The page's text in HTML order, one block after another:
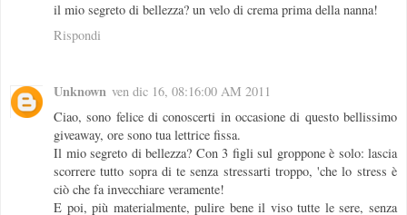
il mio segreto di bellezza? un velo di crema prima della nanna!
Rispondi
Unknown ven dic 16, 08:16:00 AM 2011
Ciao, sono felice di conoscerti in occasione di questo bellissimo
giveaway, ore sono tua lettrice fissa.
Il mio segreto di bellezza? Con 3 figli sul groppone è solo: lascia
scorrere tutto sopra di te senza stressarti troppo, 'che lo stress è
ciò che fa invecchiare veramente!
E poi, più materialmente, pulire bene il viso tutte le sere, senza